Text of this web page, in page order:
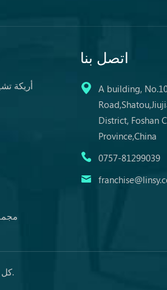
أريكة
اتصل بنا
A building,
District, Foshan
Province,China
0757-81299039
© حقوق النشر: 2026 Guangdong LINSY Home Co., LTD. كل الحقوق محفوظة.